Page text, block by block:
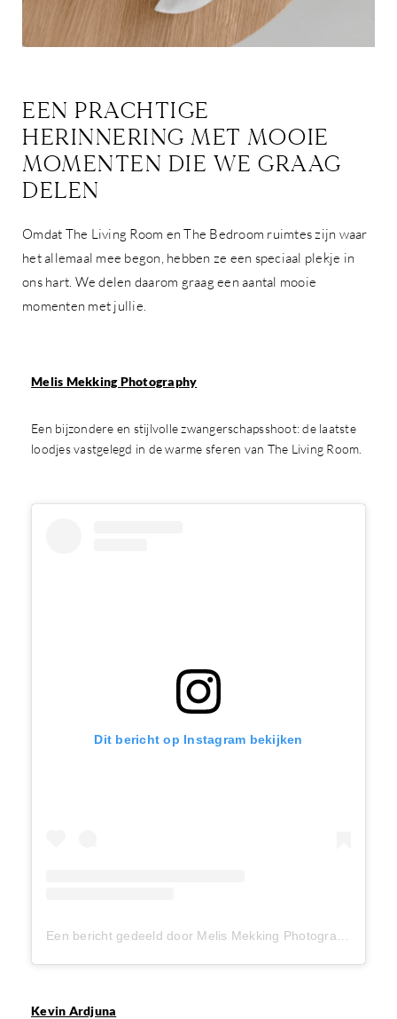
EEN PRACHTIGE
HERINNERING MET MOOIE
MOMENTEN DIE WE GRAAG
DELEN
Omdat The Living Room en The Bedroom ruimtes zijn waar
het allemaal mee begon, hebben ze een speciaal plekje in
ons hart. We delen daarom graag een aantal mooie
momenten met jullie.
Melis Mekking Photography
Een bijzondere en stijlvolle zwangerschapsshoot: de laatste
loodjes vastgelegd in de warme sferen van The Living Room.
Dit bericht op Instagram bekijken
Kevin Ardjuna